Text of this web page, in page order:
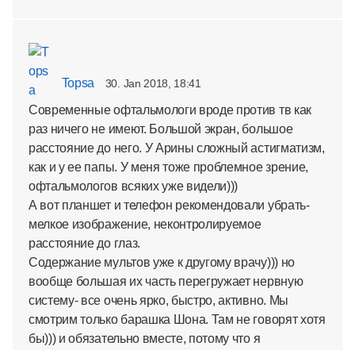
Topsa 30. Jan 2018, 18:41
Современные офтальмологи вроде против тв как
раз ничего не имеют. Большой экран, большое
расстояние до него. У Арины сложный астигматизм,
как и у ее папы. У меня тоже проблемное зрение,
офтальмологов всяких уже видели)))
А вот планшет и телефон рекомендовали убрать-
мелкое изображение, неконтролируемое
расстояние до глаз.
Содержание мультов уже к другому врачу))) но
вообще большая их часть перегружает нервную
систему- все очень ярко, быстро, активно. Мы
смотрим только барашка Шона. Там не говорят хотя
бы))) и обязательно вместе, потому что я